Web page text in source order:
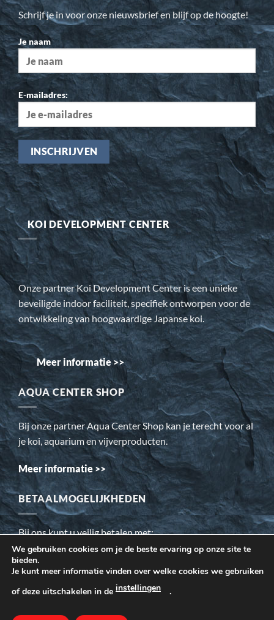
Schrijf je in voor onze nieuwsbrief en blijf op de hoogte!
Je naam
E-mailadres:
KOI DEVELOPMENT CENTER
Onze partner Koi Development Center is een unieke
beveiligde indoor faciliteit, specifiek ontworpen voor de
ontwikkeling van hoogwaardige Japanse koi.
Meer informatie >>
AQUA CENTER SHOP
Bij onze partner Aqua Center Shop kan je terecht voor al
je koi, aquarium en vijverproducten.
Meer informatie >>
BETAALMOGELIJKHEDEN
Bij ons kunt u veilig betalen met:
We gebruiken cookies om je de beste ervaring op onze site te
bieden.
Je kunt meer informatie vinden over welke cookies we gebruiken
of deze uitschakelen in de instellingen .
Wij gebruiken cookies om ervoor te zorgen dat onze website
voor de bezoeker beter werkt. Daarnaast gebruiken wij o.a.
cookies voor onze webstatistieken.